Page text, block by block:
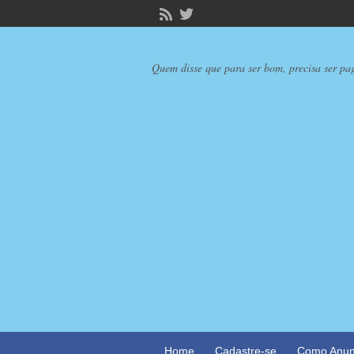
Quem disse que para ser bom, precisa ser
Home Cadastre-se Como